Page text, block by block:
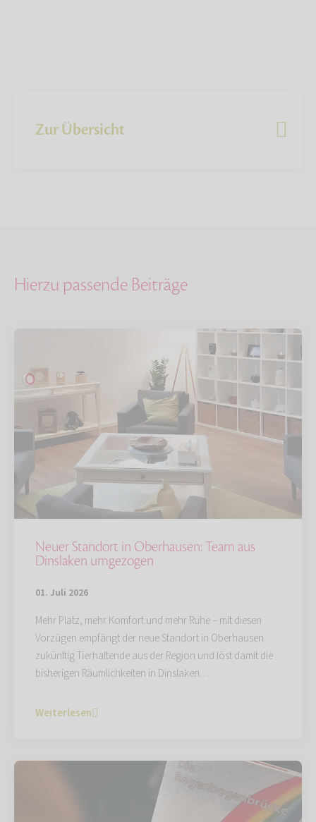
Zur Übersicht
Hierzu passende Beiträge
Neuer Standort in Oberhausen: Team aus
Dinslaken umgezogen
01. Juli 2026
Mehr Platz, mehr Komfort und mehr Ruhe – mit diesen
Vorzügen empfängt der neue Standort in Oberhausen
zukünftig Tierhaltende aus der Region und löst damit die
bisherigen Räumlichkeiten in Dinslaken…
Weiterlesen